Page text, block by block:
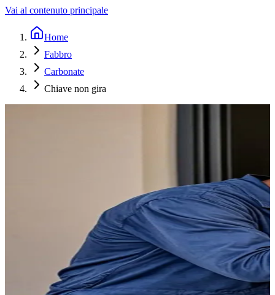
Vai al contenuto principale
Home
Fabbro
Carbonate
Chiave non gira